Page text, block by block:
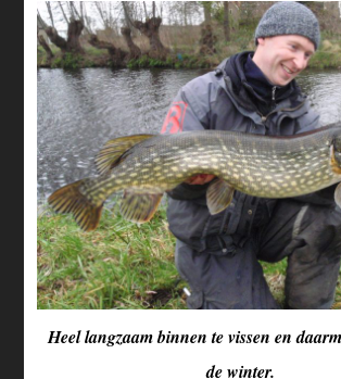
Heel langzaam binnen te vissen en
de winter.